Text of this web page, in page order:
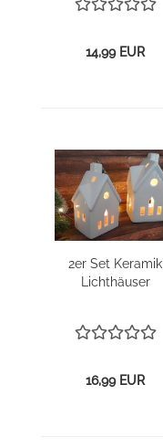
14,99 EUR
2er Set Ke­ra­mik
Licht­häu­ser
16,99 EUR